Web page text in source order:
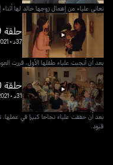
تعاني علياء من إهمال زوجها خالد لها أثناء
حلقة 29 • الحلقة 29
37د •
بعد أن أنجبت علياء طفلها الأول، قررت
حلقة 30 • الحلقة 30
31د •
بعد أن حققت علياء نجاحا كبيرا في
قيود.